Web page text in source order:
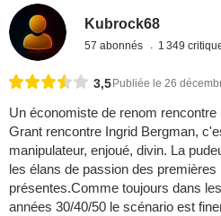
Kubrock68
57 abonnés 1 349
3,5Publiée le 26
Un économiste de renom
Grant rencontre Ingrid Bergman,
manipulateur, enjoué, divin. La
les élans de passion des
présentes.Comme toujours dans
années 30/40/50 le scénario est